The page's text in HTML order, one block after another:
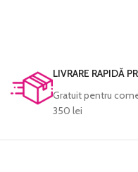
LIVRARE RAPIDĂ
Gratuit pentru
350 lei